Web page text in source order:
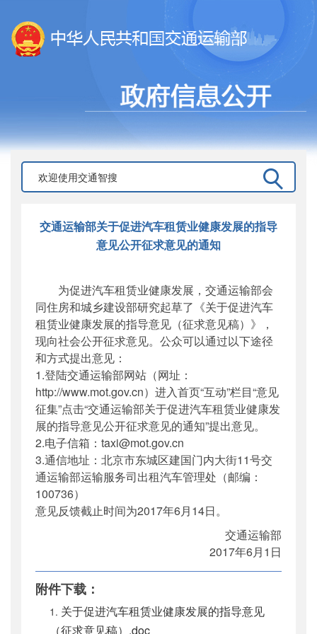
交通运输部关于促进汽车租赁业健康发展的指导
意见公开征求意见的通知
为促进汽车租赁业健康发展，交通运输部会
同住房和城乡建设部研究起草了《关于促进汽车
租赁业健康发展的指导意见（征求意见稿）》，
现向社会公开征求意见。公众可以通过以下途径
和方式提出意见：
1.登陆交通运输部网站（网址：
http://www.mot.gov.cn）进入首页“互动”栏目“意见
征集”点击“交通运输部关于促进汽车租赁业健康发
展的指导意见公开征求意见的通知”提出意见。
2.电子信箱：taxi@mot.gov.cn
3.通信地址：北京市东城区建国门内大街11号交
通运输部运输服务司出租汽车管理处（邮编：
100736）
意见反馈截止时间为2017年6月14日。
交通运输部
2017年6月1日
附件下载：
关于促进汽车租赁业健康发展的指导意见
（征求意见稿）.doc